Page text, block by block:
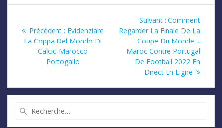
de
l’article
Précédent : Article
précédent
:
Evidenziare
La Coppa Del Mondo Di
Calcio Marocco
Portogallo
Suivant : Article
suivant
:
Comment
Regarder La Finale De La
Coupe Du Monde –
Maroc Contre Portugal
De Football 2022 En
Direct En Ligne